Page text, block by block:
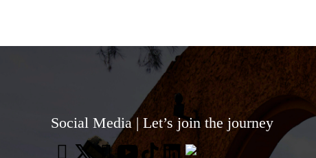
Social Media | Let’s join the journey